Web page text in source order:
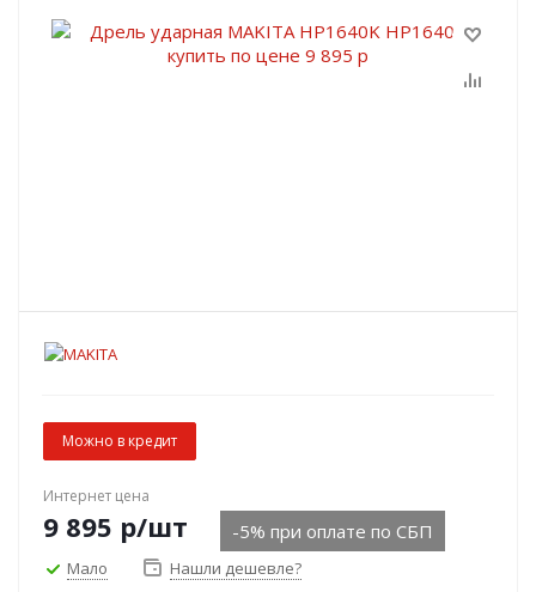
Можно в кредит
Интернет цена
9 895 р/шт -5% при оплате по СБП
Мало Нашли дешевле?